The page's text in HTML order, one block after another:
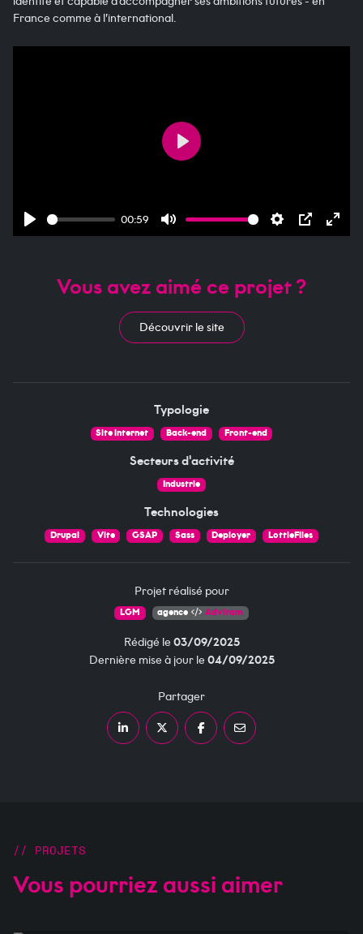
France comme à l’international.
Démarrer
00:59
Désactiver
Paramètres
PIP
Démarrer
Vous avez aimé ce projet ?
Découvrir le site
Typologie
Site internet Back-end Front-end
Secteurs d'activité
Industrie
Technologies
Drupal Vite GSAP Sass Deployer LottieFiles
Projet réalisé pour
LGM agence Advitam
Rédigé le03/09/2025
Dernière mise à jour le04/09/2025
Partager
Partager sur LinkedIn
Partager sur XPartager sur Facebook
Partager par courriel
PROJETS
Vous pourriez aussi aimer